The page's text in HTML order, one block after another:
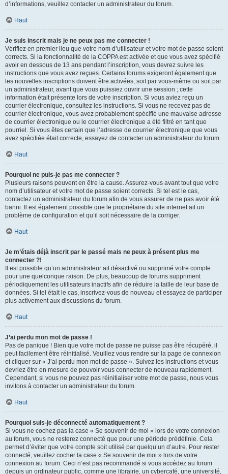
d’informations, veuillez contacter un administrateur du forum.
Haut
Je suis inscrit mais je ne peux pas me connecter !
Vérifiez en premier lieu que votre nom d’utilisateur et votre mot de passe soient
corrects. Si la fonctionnalité de la COPPA est activée et que vous avez spécifié
avoir en dessous de 13 ans pendant l’inscription, vous devrez suivre les
instructions que vous avez reçues. Certains forums exigeront également que
les nouvelles inscriptions doivent être activées, soit par vous-même ou soit par
un administrateur, avant que vous puissiez ouvrir une session ; cette
information était présente lors de votre inscription. Si vous aviez reçu un
courrier électronique, consultez les instructions. Si vous ne recevez pas de
courrier électronique, vous avez probablement spécifié une mauvaise adresse
de courrier électronique ou le courrier électronique a été filtré en tant que
pourriel. Si vous êtes certain que l’adresse de courrier électronique que vous
avez spécifiée était correcte, essayez de contacter un administrateur du forum.
Haut
Pourquoi ne puis-je pas me connecter ?
Plusieurs raisons peuvent en être la cause. Assurez-vous avant tout que votre
nom d’utilisateur et votre mot de passe soient corrects. Si tel est le cas,
contactez un administrateur du forum afin de vous assurer de ne pas avoir été
banni. Il est également possible que le propriétaire du site internet ait un
problème de configuration et qu’il soit nécessaire de la corriger.
Haut
Je m’étais déjà inscrit par le passé mais ne peux à présent plus me
connecter ?!
Il est possible qu’un administrateur ait désactivé ou supprimé votre compte
pour une quelconque raison. De plus, beaucoup de forums suppriment
périodiquement les utilisateurs inactifs afin de réduire la taille de leur base de
données. Si tel était le cas, inscrivez-vous de nouveau et essayez de participer
plus activement aux discussions du forum.
Haut
J’ai perdu mon mot de passe !
Pas de panique ! Bien que votre mot de passe ne puisse pas être récupéré, il
peut facilement être réinitialisé. Veuillez vous rendre sur la page de connexion
et cliquer sur « J’ai perdu mon mot de passe ». Suivez les instructions et vous
devriez être en mesure de pouvoir vous connecter de nouveau rapidement.
Cependant, si vous ne pouvez pas réinitialiser votre mot de passe, nous vous
invitons à contacter un administrateur du forum.
Haut
Pourquoi suis-je déconnecté automatiquement ?
Si vous ne cochez pas la case « Se souvenir de moi » lors de votre connexion
au forum, vous ne resterez connecté que pour une période prédéfinie. Cela
permet d’éviter que votre compte soit utilisé par quelqu’un d’autre. Pour rester
connecté, veuillez cocher la case « Se souvenir de moi » lors de votre
connexion au forum. Ceci n’est pas recommandé si vous accédez au forum
depuis un ordinateur public, comme une librairie, un cybercafé, une université,